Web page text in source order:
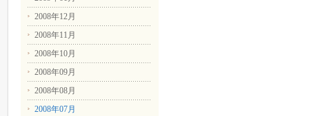
2008年12月
2008年11月
2008年10月
2008年09月
2008年08月
2008年07月